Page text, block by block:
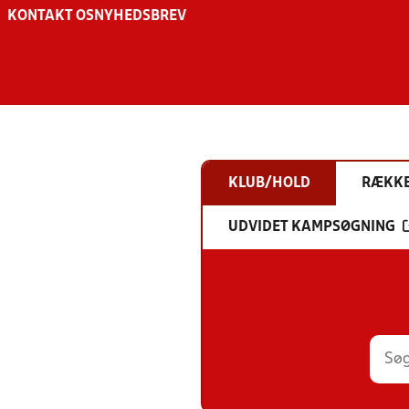
KONTAKT OS NYHEDSBREV
KLUB/HOLD
UDVIDET KAMPSØGNING